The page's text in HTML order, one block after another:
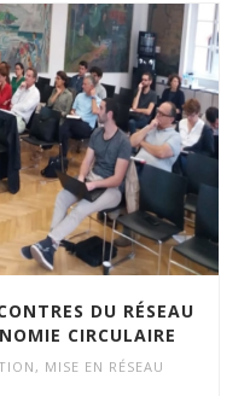
DU RÉSEAU
CIRCULAIRE
, MISE EN RÉSEAU